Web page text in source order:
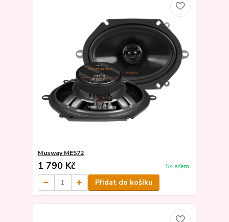
Musway ME572
1 790 Kč Skladem
Přidat do košíku